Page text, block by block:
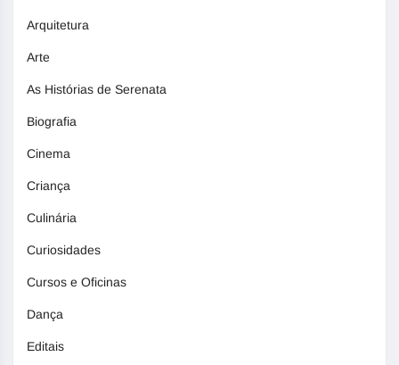
Arquitetura
Arte
As Histórias de Serenata
Biografia
Cinema
Criança
Culinária
Curiosidades
Cursos e Oficinas
Dança
Editais